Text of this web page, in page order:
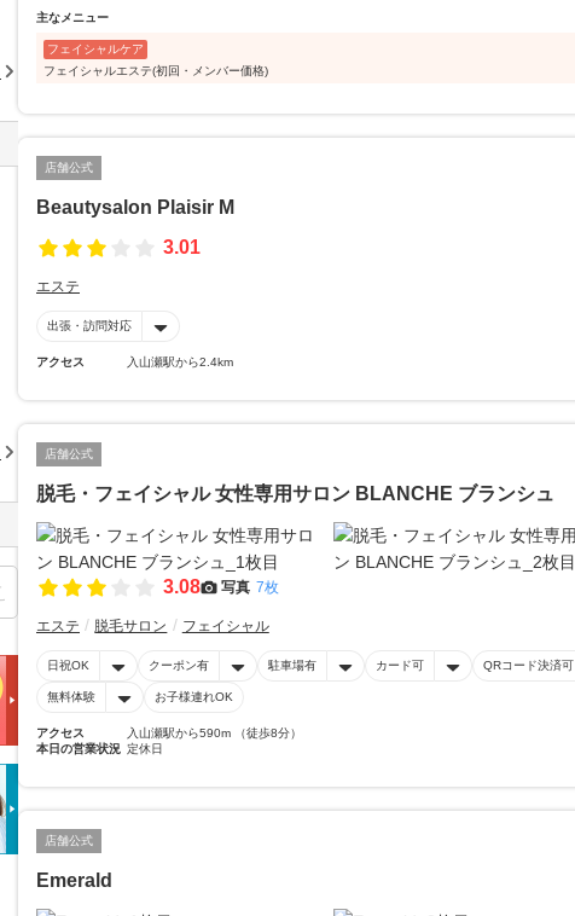
主なメニュー
フェイシャルケア
フェイシャルエステ(初回・メンバー価格)
店舗公式
Beautysalon Plaisir M
3.01
エステ
出張・訪問対応
アクセス 入山瀬駅から2.4km
店舗公式
脱毛・フェイシャル 女性専用サロン BLANCHE ブランシュ
3.08 写真 7枚
エステ 脱毛サロン フェイシャル
日祝OK クーポン有 駐車場有 カード可 QRコード決済可
無料体験 お子様連れOK
アクセス
入山瀬駅から590m （徒歩8分）
本日の営業状況 定休日
店舗公式
Emerald